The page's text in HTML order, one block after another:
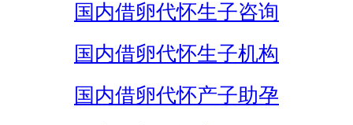
国内借卵代怀生子咨询
国内借卵代怀生子机构
国内借卵代怀产子助孕